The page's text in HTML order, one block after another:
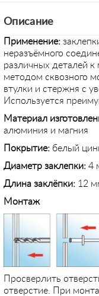
Описание
Применение:
неразъёмного
различных деталей
методом сквозного
втулки и стержня с
Используется
Материал
алюминия и магния
Покрытие: белый
Диаметр заклепки: 4
Длина заклёпки: 12
Монтаж
Просверлить
отверстие. При